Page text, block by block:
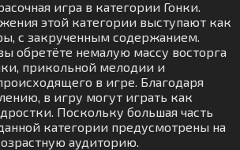
игра в категории Гонки.
этой категории выступают как
с закрученным содержанием.
обретёте немалую массу восторга
прикольной мелодии и
в игре. Благодаря
в игру могут играть как
Поскольку большая часть
категории предусмотрены на
аудиторию.